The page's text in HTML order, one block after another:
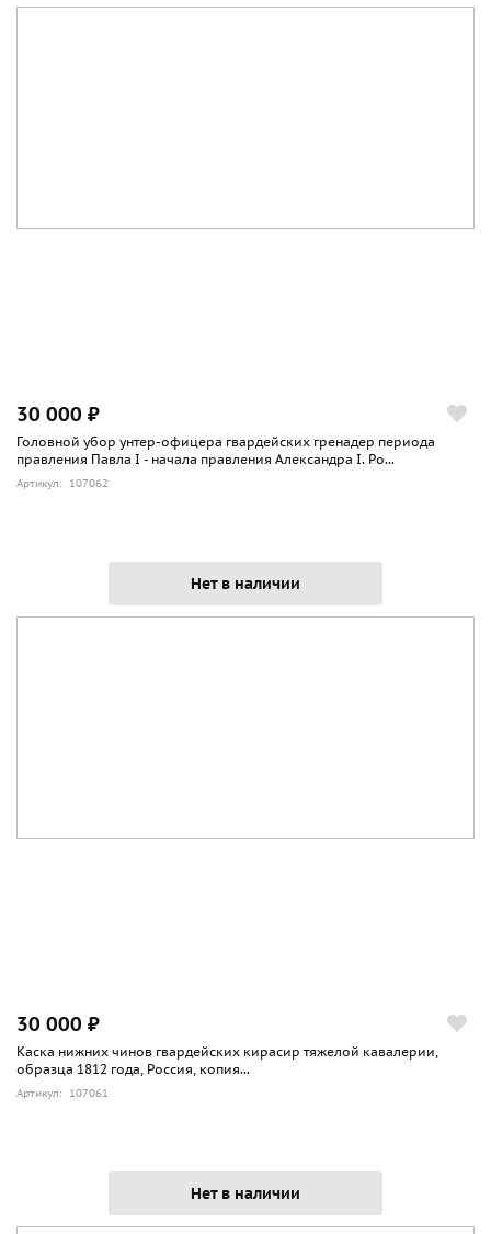
30 000 ₽
Головной убор унтер-офицера гвардейских гренадер периода
правления Павла I - начала правления Александра I. Ро...
Артикул: 107062
Нет в наличии
30 000 ₽
Каска нижних чинов гвардейских кирасир тяжелой кавалерии,
образца 1812 года, Россия, копия...
Артикул: 107061
Нет в наличии